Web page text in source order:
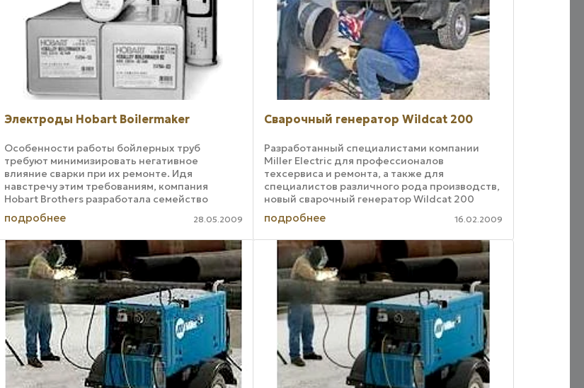
Электроды Hobart Boilermaker
Особенности работы бойлерных труб
требуют минимизировать негативное
влияние сварки при их ремонте. Идя
навстречу этим требованиям, компания
Hobart Brothers разработала семейство
стержневых низкосплавных электродов
Hobart Boilermaker, чтобы ...
подробнее 28.05.2009
Сварочный генератор Wildcat 200
Разработанный специалистами компании
Miller Electric для профессионалов
техсервиса и ремонта, а также для
специалистов различного рода производств,
новый сварочный генератор Wildcat 200
обеспечивает промышленное качество
сварочных работ, ...
подробнее 16.02.2009